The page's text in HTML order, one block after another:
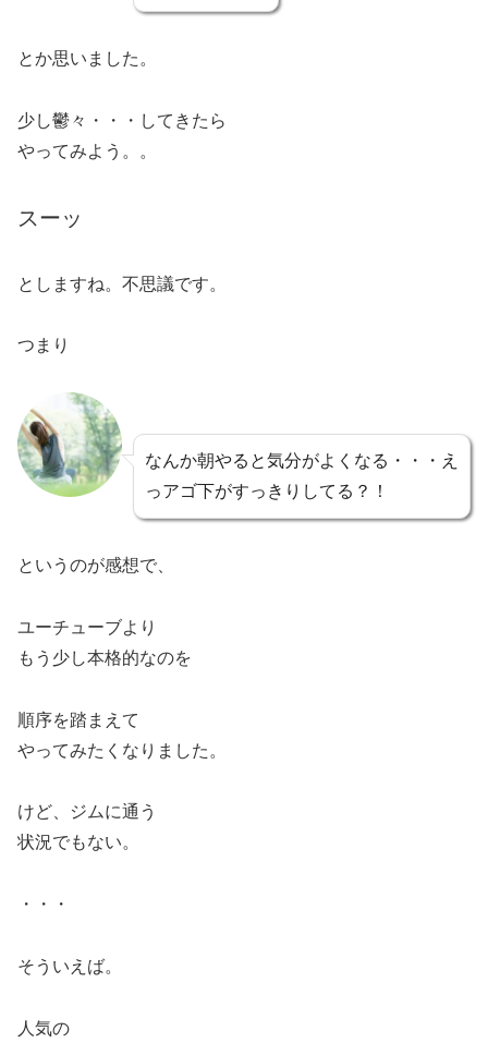
とか思いました。
少し鬱々・・・してきたら
やってみよう。。
スーッ
としますね。不思議です。
つまり
なんか朝やると気分がよくなる・・・え
っアゴ下がすっきりしてる？！
というのが感想で、
ユーチューブより
もう少し本格的なのを
順序を踏まえて
やってみたくなりました。
けど、ジムに通う
状況でもない。
・・・
そういえば。
人気の